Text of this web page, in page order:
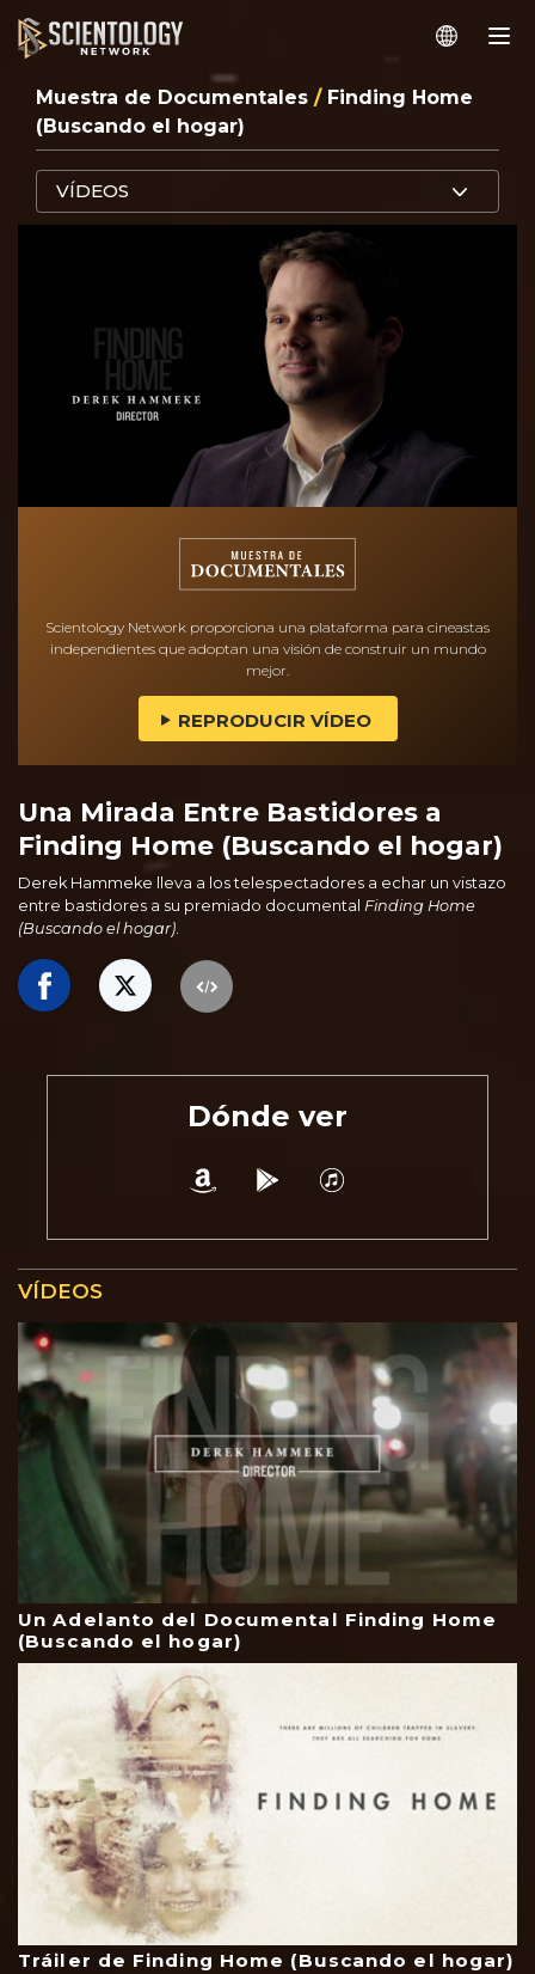
Muestra de Documentales / Finding Home
(Buscando el hogar)
VÍDEOS
Scientology Network proporciona una plataforma para cineastas
independientes que adoptan una visión de construir un mundo
mejor.
REPRODUCIR VÍDEO
Una Mirada Entre Bastidores a
Finding Home (Buscando el hogar)
Derek Hammeke lleva a los telespectadores a echar un vistazo
entre bastidores a su premiado documental Finding Home
(Buscando el hogar).
Dónde ver
VÍDEOS
Un Adelanto del Documental Finding Home
(Buscando el hogar)
Tráiler de Finding Home (Buscando el hogar)